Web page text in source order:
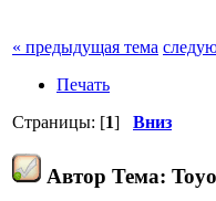
« предыдущая тема
Печать
Страницы: [1] Вниз
Автор Тема: